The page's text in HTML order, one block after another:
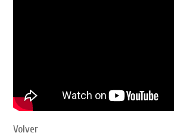
Volver